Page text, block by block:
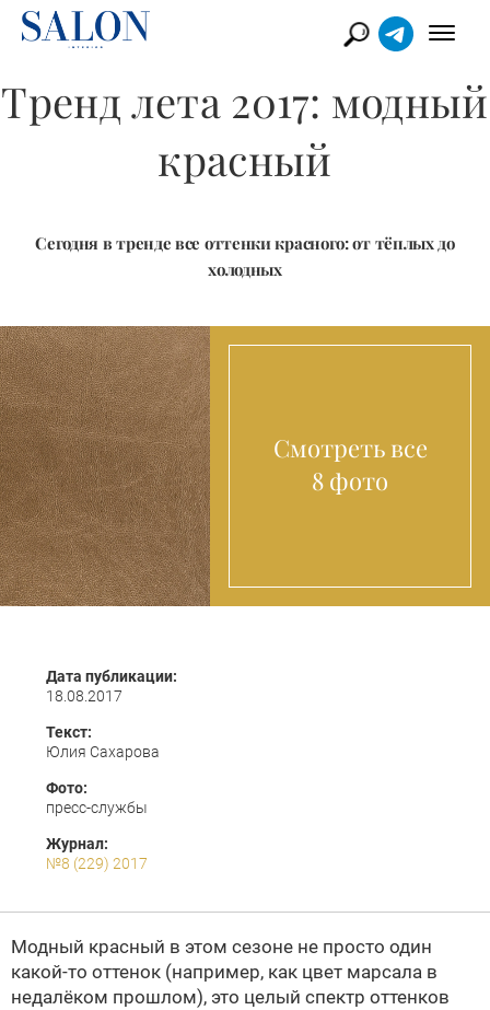
Тренд лета 2017: модный
красный
Сегодня в тренде все оттенки красного: от тёплых до
холодных
Смотреть все
8 фото
Дата публикации:
18.08.2017
Текст:
Юлия Сахарова
Фото:
пресс-службы
Журнал:
№8 (229) 2017
Модный красный в этом сезоне не просто один
какой-то оттенок (например, как цвет марсала в
недалёком прошлом), это целый спектр оттенков